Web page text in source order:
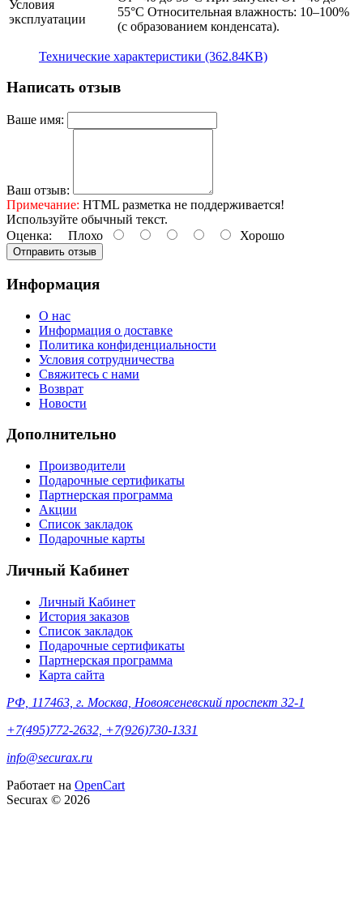
Условия
эксплуатации
55°C Относительная влажность: 10–100%
(с образованием конденсата).
Технические характеристики (362.84KB)
Написать отзыв
Ваше имя:
Ваш отзыв:
Примечание: HTML разметка не поддерживается!
Используйте обычный текст.
Оценка: Плохо Хорошо
Отправить отзыв
Информация
О нас
Информация о доставке
Политика конфиденциальности
Условия сотрудничества
Свяжитесь с нами
Возврат
Новости
Дополнительно
Производители
Подарочные сертификаты
Партнерская программа
Акции
Список закладок
Подарочные карты
Личный Кабинет
Личный Кабинет
История заказов
Список закладок
Подарочные сертификаты
Партнерская программа
Карта сайта
РФ, 117463, г. Москва, Новоясеневский проспект 32-1
+7(495)772-2632, +7(926)730-1331
info@securax.ru
Работает на OpenCart
Securax © 2026